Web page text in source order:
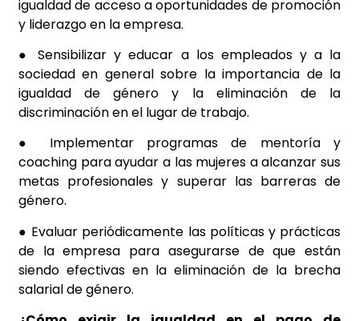
igualdad de acceso a oportunidades de promoción
y liderazgo en la empresa.
● Sensibilizar y educar a los empleados y a la
sociedad en general sobre la importancia de la
igualdad de género y la eliminación de la
discriminación en el lugar de trabajo.
● Implementar programas de mentoría y
coaching para ayudar a las mujeres a alcanzar sus
metas profesionales y superar las barreras de
género.
● Evaluar periódicamente las políticas y prácticas
de la empresa para asegurarse de que están
siendo efectivas en la eliminación de la brecha
salarial de género.